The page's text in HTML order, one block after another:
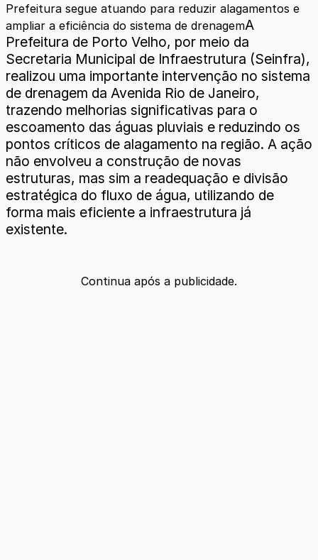
Prefeitura segue atuando para reduzir alagamentos e
ampliar a eficiência do sistema de drenagemA
Prefeitura de Porto Velho, por meio da
Secretaria Municipal de Infraestrutura (Seinfra),
realizou uma importante intervenção no sistema
de drenagem da Avenida Rio de Janeiro,
trazendo melhorias significativas para o
escoamento das águas pluviais e reduzindo os
pontos críticos de alagamento na região. A ação
não envolveu a construção de novas
estruturas, mas sim a readequação e divisão
estratégica do fluxo de água, utilizando de
forma mais eficiente a infraestrutura já
existente.
Continua após a publicidade.